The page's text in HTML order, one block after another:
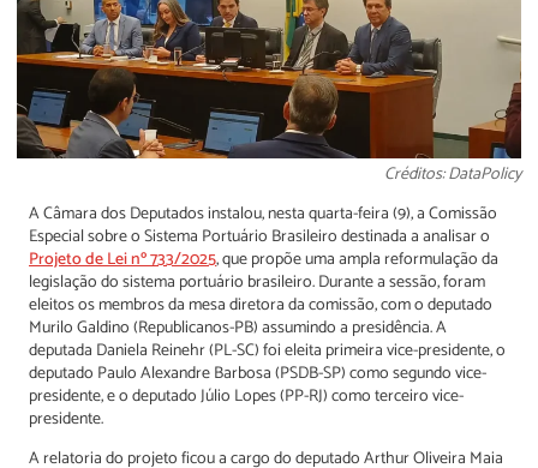
Créditos: DataPolicy
A Câmara dos Deputados instalou, nesta quarta-feira (9), a Comissão
Especial sobre o Sistema Portuário Brasileiro destinada a analisar o
Projeto de Lei nº 733/2025, que propõe uma ampla reformulação da
legislação do sistema portuário brasileiro. Durante a sessão, foram
eleitos os membros da mesa diretora da comissão, com o deputado
Murilo Galdino (Republicanos-PB) assumindo a presidência. A
deputada Daniela Reinehr (PL-SC) foi eleita primeira vice-presidente, o
deputado Paulo Alexandre Barbosa (PSDB-SP) como segundo vice-
presidente, e o deputado Júlio Lopes (PP-RJ) como terceiro vice-
presidente.
A relatoria do projeto ficou a cargo do deputado Arthur Oliveira Maia